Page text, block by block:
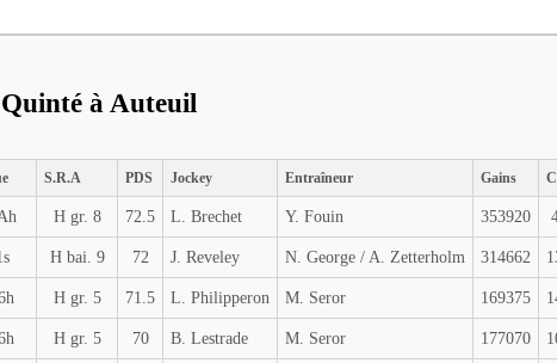
à Auteuil
S.R.A PDS Jockey Entraîneur Gains
H gr. 8 72.5 L. Brechet Y. Fouin 353920
H bai. 9 72 J. Reveley N. George / A. Zetterholm 314662
H gr. 5 71.5 L. Philipperon M. Seror 169375
H gr. 5 70 B. Lestrade M. Seror 177070